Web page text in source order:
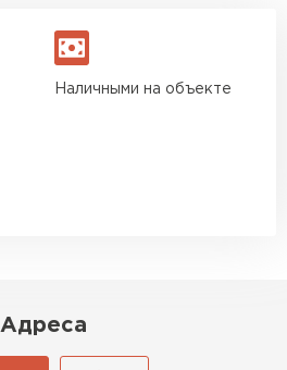
Наличными на объекте
Адреса